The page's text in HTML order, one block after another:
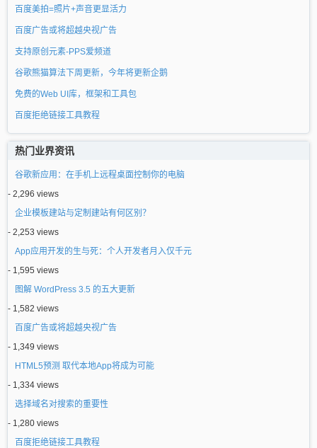
百度美拍=照片+声音更显活力
百度广告或将超越央视广告
支持原创元素-PPS爱频道
谷歌熊猫算法下周更新，今年将更新企鹅
免费的Web UI库，框架和工具包
百度拒绝链接工具教程
热门业界资讯
谷歌新应用：在手机上远程桌面控制你的电脑
- 2,296 views
企业模板建站与定制建站有何区别？
- 2,253 views
App应用开发的生与死：个人开发者月入仅千元
- 1,595 views
图解 WordPress 3.5 的五大更新
- 1,582 views
百度广告或将超越央视广告
- 1,349 views
HTML5预测 取代本地App将成为可能
- 1,334 views
选择域名对搜索的重要性
- 1,280 views
百度拒绝链接工具教程